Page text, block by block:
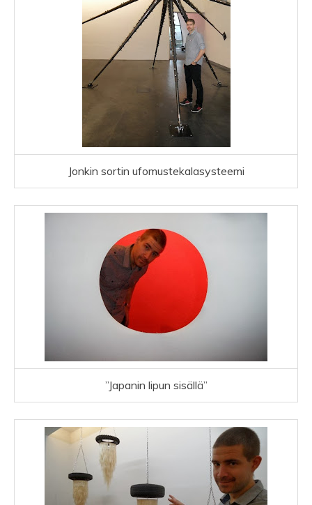
Jonkin sortin ufomustekalasysteemi
”Japanin lipun sisällä”